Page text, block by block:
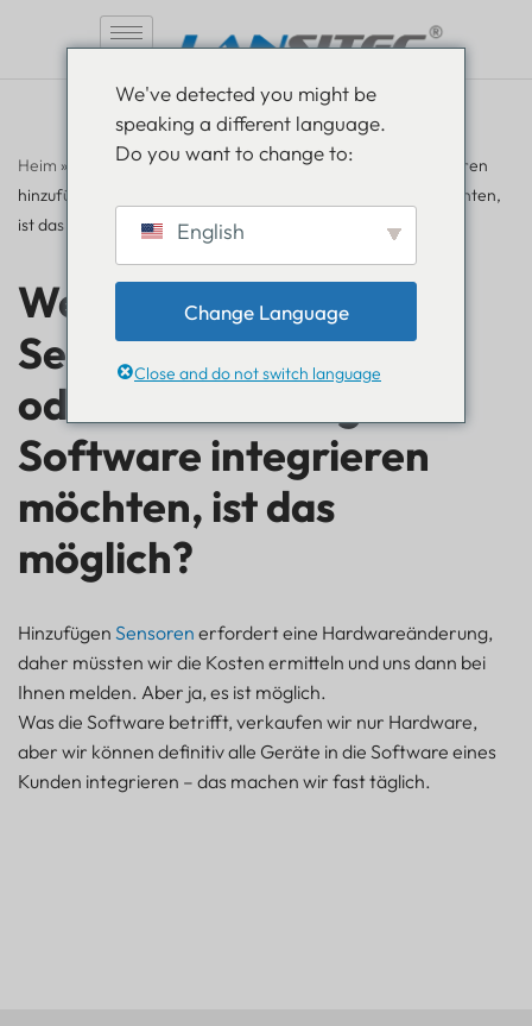
Heim » Häufig gestellte Fragen» Wenn wir zusätzliche Sensoren
hinzufügen oder in unsere eigene Software integrieren möchten,
ist das möglich?
Wenn wir zusätzliche
Sensoren hinzufügen
oder in unsere eigene
Software integrieren
möchten, ist das
möglich?
Hinzufügen Sensoren erfordert eine Hardwareänderung,
daher müssten wir die Kosten ermitteln und uns dann bei
Ihnen melden. Aber ja, es ist möglich.
Was die Software betrifft, verkaufen wir nur Hardware,
aber wir können definitiv alle Geräte in die Software eines
Kunden integrieren – das machen wir fast täglich.
We've detected you might be
speaking a different language.
Do you want to change to:
English
Change Language
Close and do not switch language